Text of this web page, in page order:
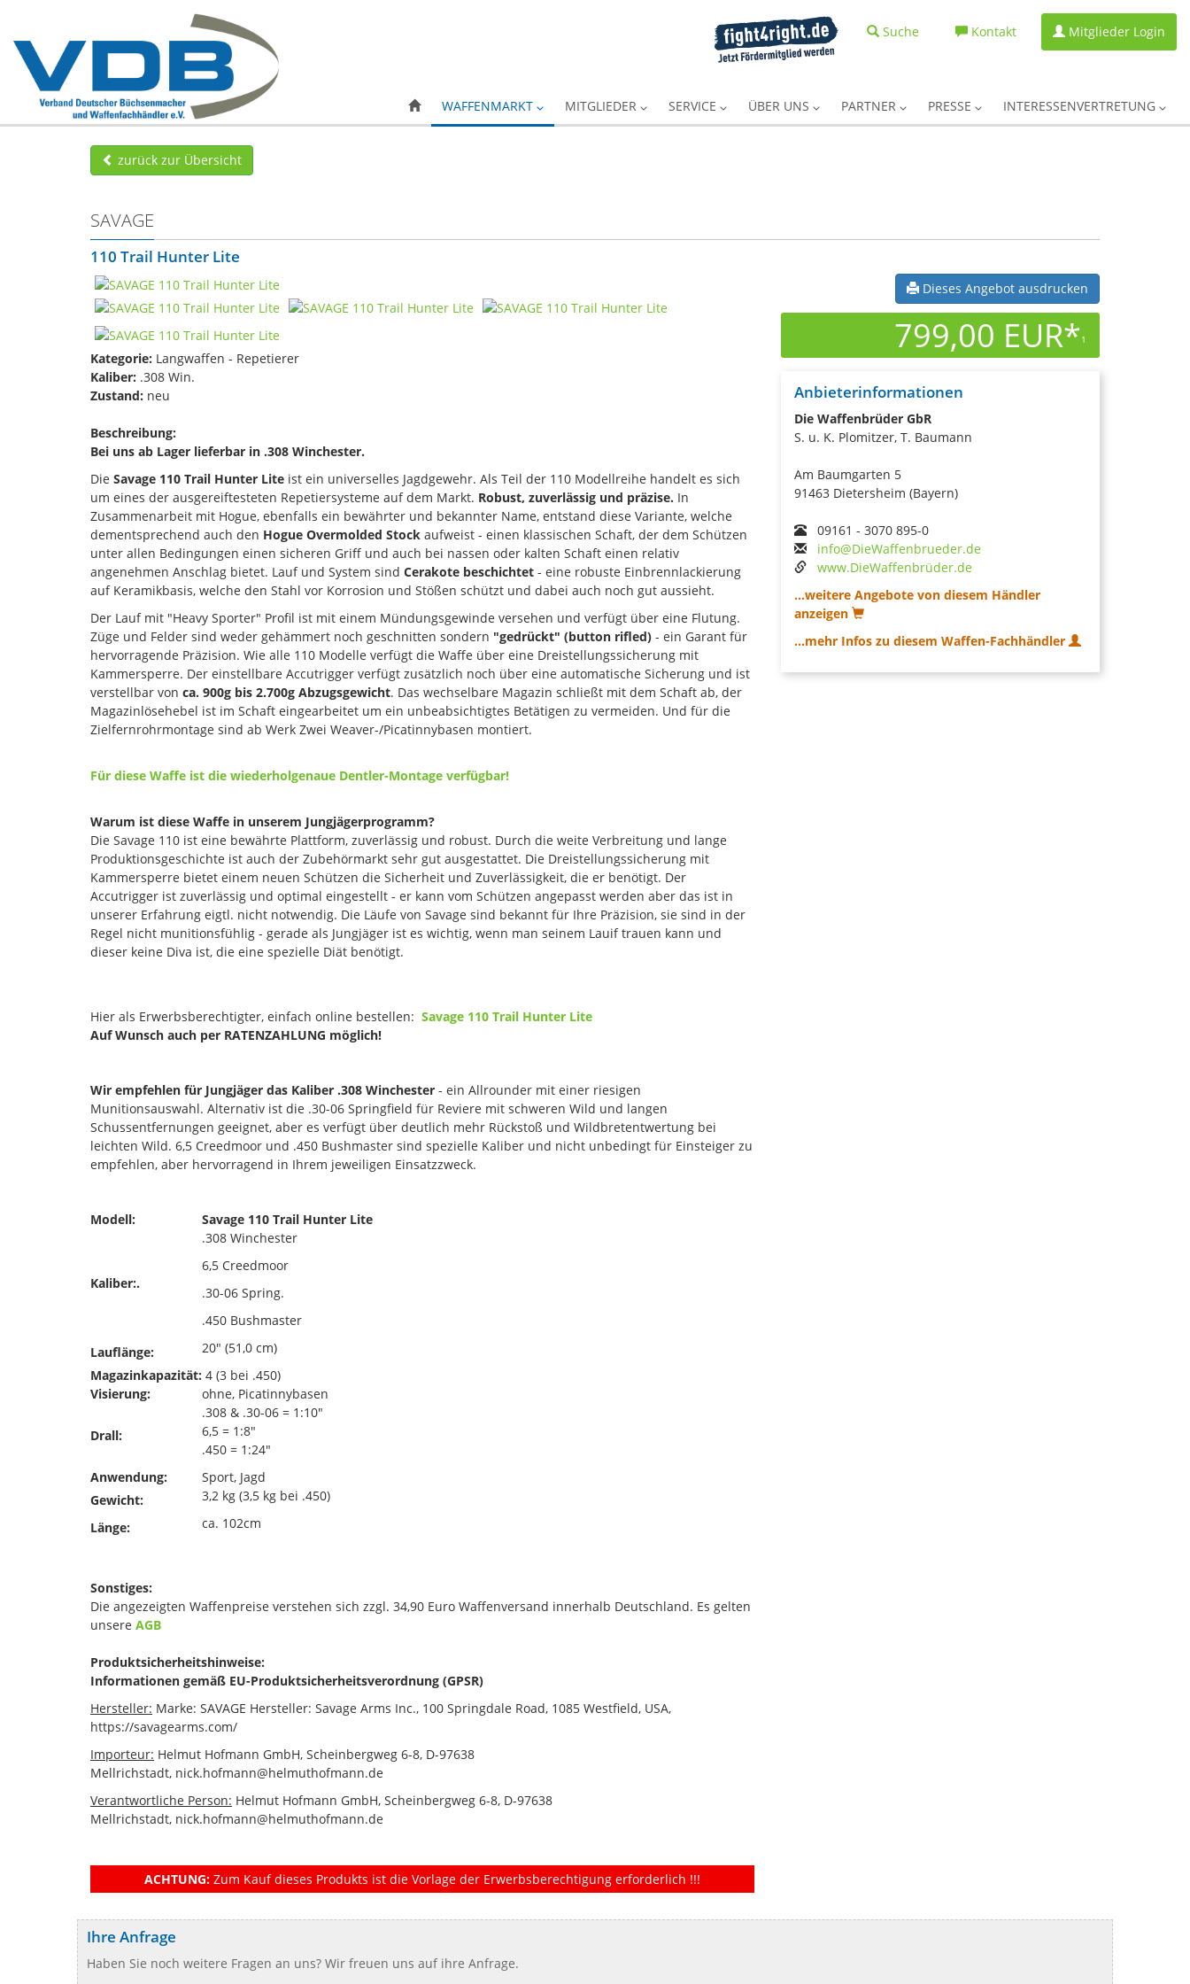
Suche Kontakt Mitglieder Login
WAFFENMARKT MITGLIEDER SERVICE ÜBER UNS PARTNER PRESSE INTERESSENVERTRETUNG
zurück zur Übersicht
SAVAGE
110 Trail Hunter Lite
Kategorie: Langwaffen - Repetierer
Kaliber: .308 Win.
Zustand: neu
Beschreibung:
Bei uns ab Lager lieferbar in .308 Winchester.
Die Savage 110 Trail Hunter Lite ist ein universelles Jagdgewehr. Als Teil der 110 Modellreihe handelt es sich
um eines der ausgereiftesteten Repetiersysteme auf dem Markt. Robust, zuverlässig und präzise. In
Zusammenarbeit mit Hogue, ebenfalls ein bewährter und bekannter Name, entstand diese Variante, welche
dementsprechend auch den Hogue Overmolded Stock aufweist - einen klassischen Schaft, der dem Schützen
unter allen Bedingungen einen sicheren Griff und auch bei nassen oder kalten Schaft einen relativ
angenehmen Anschlag bietet. Lauf und System sind Cerakote beschichtet - eine robuste Einbrennlackierung
auf Keramikbasis, welche den Stahl vor Korrosion und Stößen schützt und dabei auch noch gut aussieht.
Der Lauf mit "Heavy Sporter" Profil ist mit einem Mündungsgewinde versehen und verfügt über eine Flutung.
Züge und Felder sind weder gehämmert noch geschnitten sondern "gedrückt" (button rifled) - ein Garant für
hervorragende Präzision. Wie alle 110 Modelle verfügt die Waffe über eine Dreistellungssicherung mit
Kammersperre. Der einstellbare Accutrigger verfügt zusätzlich noch über eine automatische Sicherung und ist
verstellbar von ca. 900g bis 2.700g Abzugsgewicht. Das wechselbare Magazin schließt mit dem Schaft ab, der
Magazinlösehebel ist im Schaft eingearbeitet um ein unbeabsichtigtes Betätigen zu vermeiden. Und für die
Zielfernrohrmontage sind ab Werk Zwei Weaver-/Picatinnybasen montiert.
Für diese Waffe ist die wiederholgenaue Dentler-Montage verfügbar!
Warum ist diese Waffe in unserem Jungjägerprogramm?
Die Savage 110 ist eine bewährte Plattform, zuverlässig und robust. Durch die weite Verbreitung und lange
Produktionsgeschichte ist auch der Zubehörmarkt sehr gut ausgestattet. Die Dreistellungssicherung mit
Kammersperre bietet einem neuen Schützen die Sicherheit und Zuverlässigkeit, die er benötigt. Der
Accutrigger ist zuverlässig und optimal eingestellt - er kann vom Schützen angepasst werden aber das ist in
unserer Erfahrung eigtl. nicht notwendig. Die Läufe von Savage sind bekannt für Ihre Präzision, sie sind in der
Regel nicht munitionsfühlig - gerade als Jungjäger ist es wichtig, wenn man seinem Lauif trauen kann und
dieser keine Diva ist, die eine spezielle Diät benötigt.
Hier als Erwerbsberechtigter, einfach online bestellen: Savage 110 Trail Hunter Lite
Auf Wunsch auch per RATENZAHLUNG möglich!
Wir empfehlen für Jungjäger das Kaliber .308 Winchester - ein Allrounder mit einer riesigen
Munitionsauswahl. Alternativ ist die .30-06 Springfield für Reviere mit schweren Wild und langen
Schussentfernungen geeignet, aber es verfügt über deutlich mehr Rückstoß und Wildbretentwertung bei
leichten Wild. 6,5 Creedmoor und .450 Bushmaster sind spezielle Kaliber und nicht unbedingt für Einsteiger zu
empfehlen, aber hervorragend in Ihrem jeweiligen Einsatzzweck.
Modell: Savage 110 Trail Hunter Lite
Kaliber:.
.308 Winchester
6,5 Creedmoor
.30-06 Spring.
.450 Bushmaster
Lauflänge:
20" (51,0 cm)
Magazinkapazität: 4 (3 bei .450)
Visierung:
ohne, Picatinnybasen
Drall:
.308 & .30-06 = 1:10"
6,5 = 1:8"
.450 = 1:24"
Anwendung:
Sport, Jagd
Gewicht:
3,2 kg (3,5 kg bei .450)
Länge:
ca. 102cm
Sonstiges:
Die angezeigten Waffenpreise verstehen sich zzgl. 34,90 Euro Waffenversand innerhalb Deutschland. Es gelten
unsere AGB
Produktsicherheitshinweise:
Informationen gemäß EU-Produktsicherheitsverordnung (GPSR)
Hersteller: Marke: SAVAGE Hersteller: Savage Arms Inc., 100 Springdale Road, 1085 Westfield, USA,
https://savagearms.com/
Importeur: Helmut Hofmann GmbH, Scheinbergweg 6-8, D-97638
Mellrichstadt, nick.hofmann@helmuthofmann.de
Verantwortliche Person: Helmut Hofmann GmbH, Scheinbergweg 6-8, D-97638
Mellrichstadt, nick.hofmann@helmuthofmann.de
ACHTUNG: Zum Kauf dieses Produkts ist die Vorlage der Erwerbsberechtigung erforderlich !!!
Dieses Angebot ausdrucken
799,00 EUR*1
Anbieterinformationen
Die Waffenbrüder GbR
S. u. K. Plomitzer, T. Baumann
Am Baumgarten 5
91463 Dietersheim (Bayern)
09161 - 3070 895-0
info@DieWaffenbrueder.de
www.DieWaffenbrüder.de
...weitere Angebote von diesem Händler
anzeigen
...mehr Infos zu diesem Waffen-Fachhändler
Ihre Anfrage
Haben Sie noch weitere Fragen an uns? Wir freuen uns auf ihre Anfrage.